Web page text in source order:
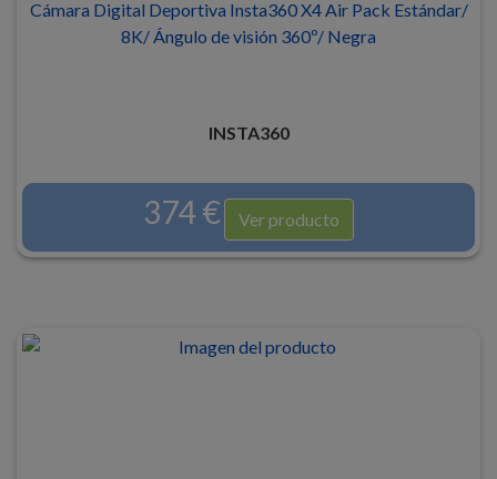
Cámara Digital Deportiva Insta360 X4 Air Pack Estándar/
8K/ Ángulo de visión 360º/ Negra
INSTA360
374 € Ver producto